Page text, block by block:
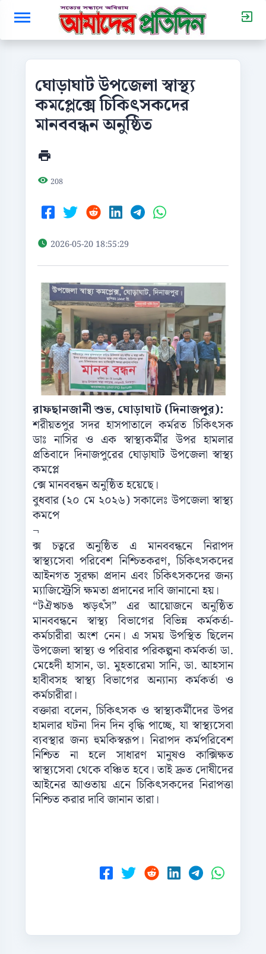
ঘোড়াঘাট উপজেলা স্বাস্থ্য
কমপ্লেক্সে চিকিৎসকদের
মানববন্ধন অনুষ্ঠিত
208
2026-05-20 18:55:29
রাফছানজানী শুভ, ঘোড়াঘাট (দিনাজপুর):
শরীয়তপুর সদর হাসপাতালে কর্মরত চিকিৎসক
ডাঃ নাসির ও এক স্বাস্থ্যকর্মীর উপর হামলার
প্রতিবাদে দিনাজপুরের ঘোড়াঘাট উপজেলা স্বাস্থ্য
কমপ্লে
ক্সে মানববন্ধন অনুষ্ঠিত হয়েছে।
বুধবার (২০ মে ২০২৬) সকালেঃ উপজেলা স্বাস্থ্য
কমপে
¬
ক্স চত্বরে অনুষ্ঠিত এ মানববন্ধনে নিরাপদ
স্বাস্থ্যসেবা পরিবেশ নিশ্চিতকরণ, চিকিৎসকদের
আইনগত সুরক্ষা প্রদান এবং চিকিৎসকদের জন্য
ম্যাজিস্ট্রেসি ক্ষমতা প্রদানের দাবি জানানো হয়।
“টঐঋচঙ ঋড়ৎঁস” এর আয়োজনে অনুষ্ঠিত
মানববন্ধনে স্বাস্থ্য বিভাগের বিভিন্ন কর্মকর্তা-
কর্মচারীরা অংশ নেন। এ সময় উপস্থিত ছিলেন
উপজেলা স্বাস্থ্য ও পরিবার পরিকল্পনা কর্মকর্তা ডা.
মেহেদী হাসান, ডা. মুহতারেমা সানি, ডা. আহসান
হাবীবসহ স্বাস্থ্য বিভাগের অন্যান্য কর্মকর্তা ও
কর্মচারীরা।
বক্তারা বলেন, চিকিৎসক ও স্বাস্থ্যকর্মীদের উপর
হামলার ঘটনা দিন দিন বৃদ্ধি পাচ্ছে, যা স্বাস্থ্যসেবা
ব্যবস্থার জন্য হুমকিস্বরূপ। নিরাপদ কর্মপরিবেশ
নিশ্চিত না হলে সাধারণ মানুষও কাক্সিক্ষত
স্বাস্থ্যসেবা থেকে বঞ্চিত হবে। তাই দ্রুত দোষীদের
আইনের আওতায় এনে চিকিৎসকদের নিরাপত্তা
নিশ্চিত করার দাবি জানান তারা।